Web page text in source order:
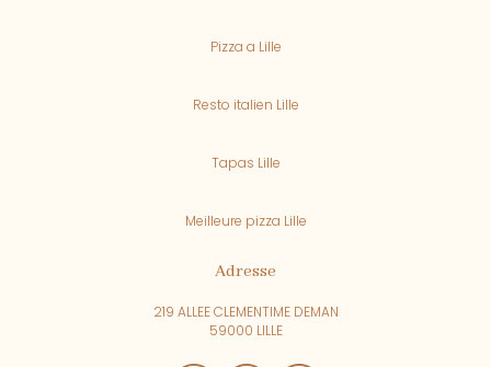
Pizza a Lille
Resto italien Lille
Tapas Lille
Meilleure pizza Lille
Adresse
219 ALLEE CLEMENTIME DEMAN
59000 LILLE